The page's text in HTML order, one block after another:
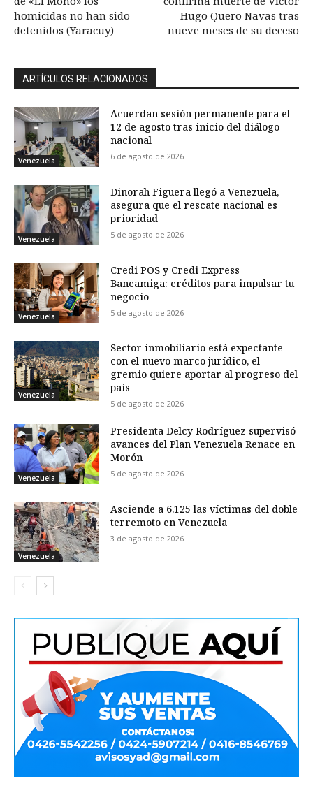
homicidas no han sido
detenidos (Yaracuy)
Hugo Quero Navas tras
nueve meses de su deceso
ARTÍCULOS RELACIONADOS
Venezuela
Acuerdan sesión permanente para el
12 de agosto tras inicio del diálogo
nacional
6 de agosto de 2026
Venezuela
Dinorah Figuera llegó a Venezuela,
asegura que el rescate nacional es
prioridad
5 de agosto de 2026
Venezuela
Credi POS y Credi Express
Bancamiga: créditos para impulsar tu
negocio
5 de agosto de 2026
Venezuela
Sector inmobiliario está expectante
con el nuevo marco jurídico, el
gremio quiere aportar al progreso del
país
5 de agosto de 2026
Venezuela
Presidenta Delcy Rodríguez supervisó
avances del Plan Venezuela Renace en
Morón
5 de agosto de 2026
Venezuela
Asciende a 6.125 las víctimas del doble
terremoto en Venezuela
3 de agosto de 2026